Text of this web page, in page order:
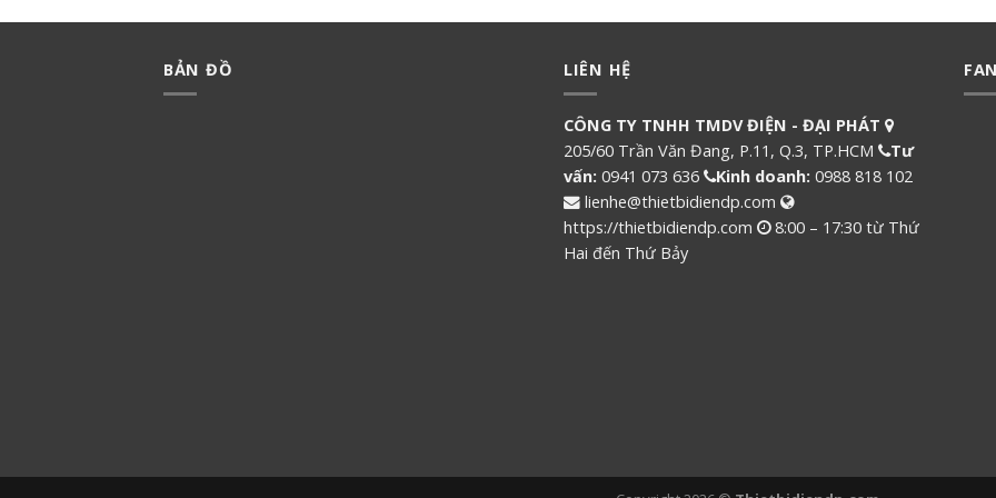
BẢN ĐỒ LIÊN HỆ
CÔNG TY TNHH TMDV ĐIỆN - ĐẠI PHÁT
205/60 Trần Văn Đang, P.11, Q.3, TP.HCM
Tư
vấn: 0941 073 636 Kinh doanh: 0988 818 102
lienhe@thietbidiendp.com
https://thietbidiendp.com
8:00 – 17:30 từ Thứ
Hai đến Thứ Bảy